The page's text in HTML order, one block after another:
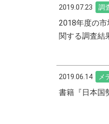
2019.07.23 調
2018年度の
関する調査結
2019.06.14 メ
書籍『日本国